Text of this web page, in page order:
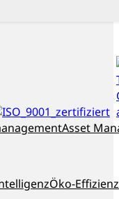
Asset
Öko-Effizienz